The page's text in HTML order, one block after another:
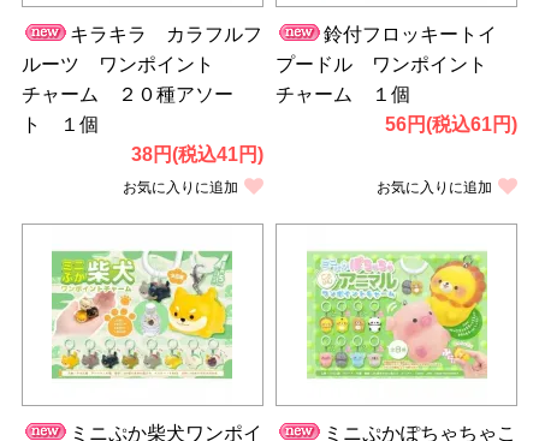
キラキラ カラフルフ
ルーツ ワンポイント
チャーム ２０種アソー
ト １個
38円(税込41円)
お気に入りに追加
鈴付フロッキートイ
プードル ワンポイント
チャーム １個
56円(税込61円)
お気に入りに追加
ミニぷか柴犬ワンポイ
ミニぷかぽちゃちゃこ